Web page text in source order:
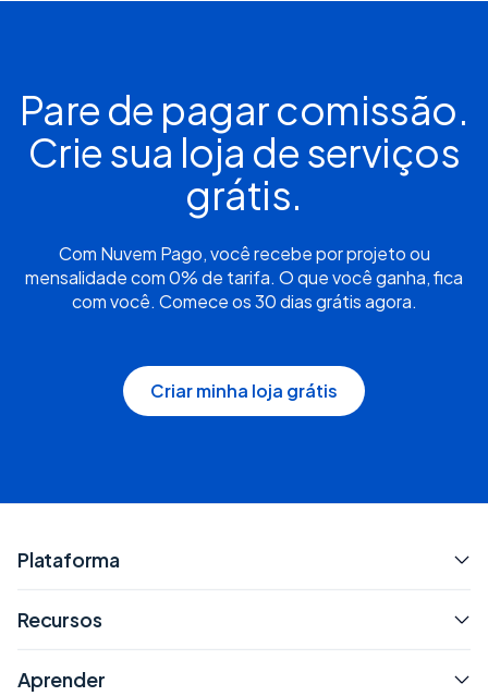
Pare de pagar comissão.
Crie sua loja de serviços
grátis.
Com Nuvem Pago, você recebe por projeto ou
mensalidade com 0% de tarifa. O que você ganha, fica
com você. Comece os 30 dias grátis agora.
Criar minha loja grátis
Plataforma
Recursos
Aprender